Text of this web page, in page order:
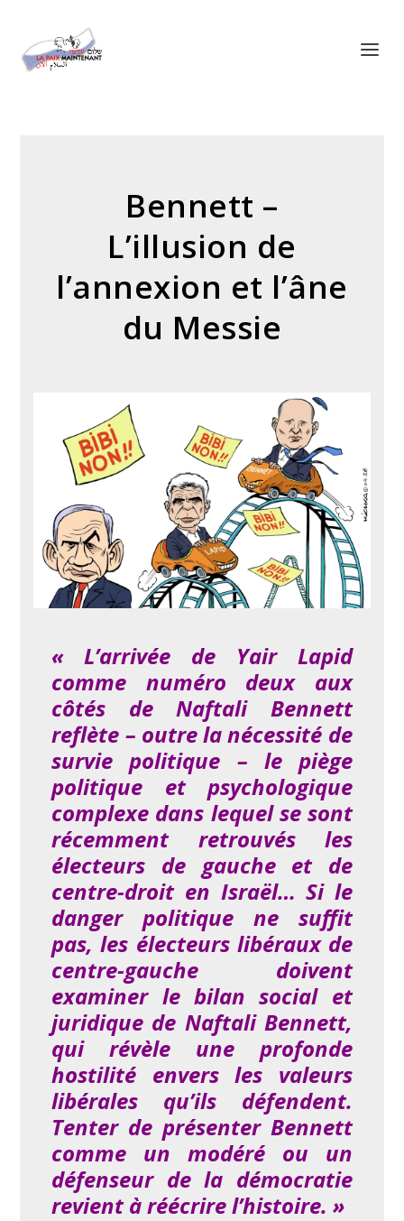
Bennett –
L’illusion de
l’annexion et l’âne
du Messie
« L’arrivée de Yair Lapid
comme numéro deux aux
côtés de Naftali Bennett
reflète – outre la nécessité de
survie politique – le piège
politique et psychologique
complexe dans lequel se sont
récemment retrouvés les
électeurs de gauche et de
centre-droit en Israël… Si le
danger politique ne suffit
pas, les électeurs libéraux de
centre-gauche doivent
examiner le bilan social et
juridique de Naftali Bennett,
qui révèle une profonde
hostilité envers les valeurs
libérales qu’ils défendent.
Tenter de présenter Bennett
comme un modéré ou un
défenseur de la démocratie
revient à réécrire l’histoire. »